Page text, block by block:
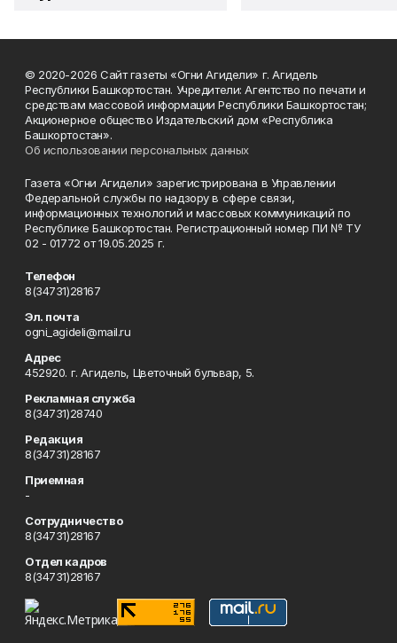
© 2020-2026 Сайт газеты «Огни Агидели» г. Агидель
Республики Башкортостан. Учредители: Агентство по печати и
средствам массовой информации Республики Башкортостан;
Акционерное общество Издательский дом «Республика
Башкортостан».
Об использовании персональных данных
Газета «Огни Агидели» зарегистрирована в Управлении
Федеральной службы по надзору в сфере связи,
информационных технологий и массовых коммуникаций по
Республике Башкортостан. Регистрационный номер ПИ № ТУ
02 - 01772 от 19.05.2025 г.
Телефон
8(34731)28167
Эл. почта
ogni_agideli@mail.ru
Адрес
452920. г. Агидель, Цветочный бульвар, 5.
Рекламная служба
8(34731)28740
Редакция
8(34731)28167
Приемная
-
Сотрудничество
8(34731)28167
Отдел кадров
8(34731)28167